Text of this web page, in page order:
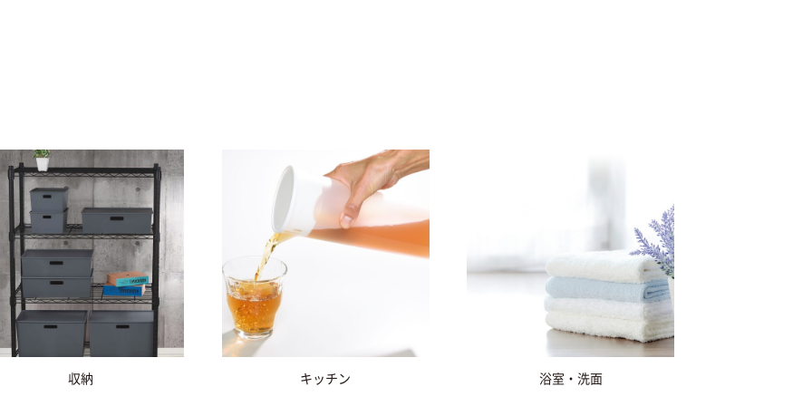
収納 キッチン 浴室・洗面